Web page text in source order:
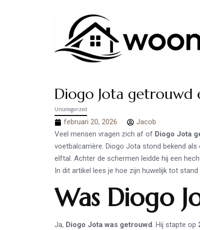
Diogo Jota getrouwd
Uncategorized
februari 20, 2026
Jacob
Veel mensen vragen zich af of Diogo Jota
voetbalcarrière. Diogo Jota stond bekend
elftal. Achter de schermen leidde hij een
In dit artikel lees je hoe zijn huwelijk tot
Was Diogo
Ja, Diogo Jota was getrouwd . Hij stapte op